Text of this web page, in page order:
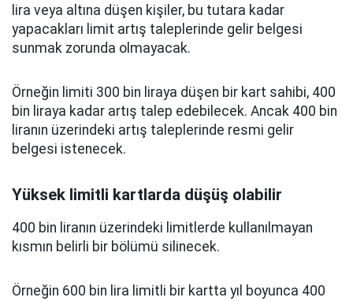
lira veya altına düşen kişiler, bu tutara kadar
yapacakları limit artış taleplerinde gelir belgesi
sunmak zorunda olmayacak.
Örneğin limiti 300 bin liraya düşen bir kart sahibi, 400
bin liraya kadar artış talep edebilecek. Ancak 400 bin
liranın üzerindeki artış taleplerinde resmi gelir
belgesi istenecek.
Yüksek limitli kartlarda düşüş olabilir
400 bin liranın üzerindeki limitlerde kullanılmayan
kısmın belirli bir bölümü silinecek.
Örneğin 600 bin lira limitli bir kartta yıl boyunca 400